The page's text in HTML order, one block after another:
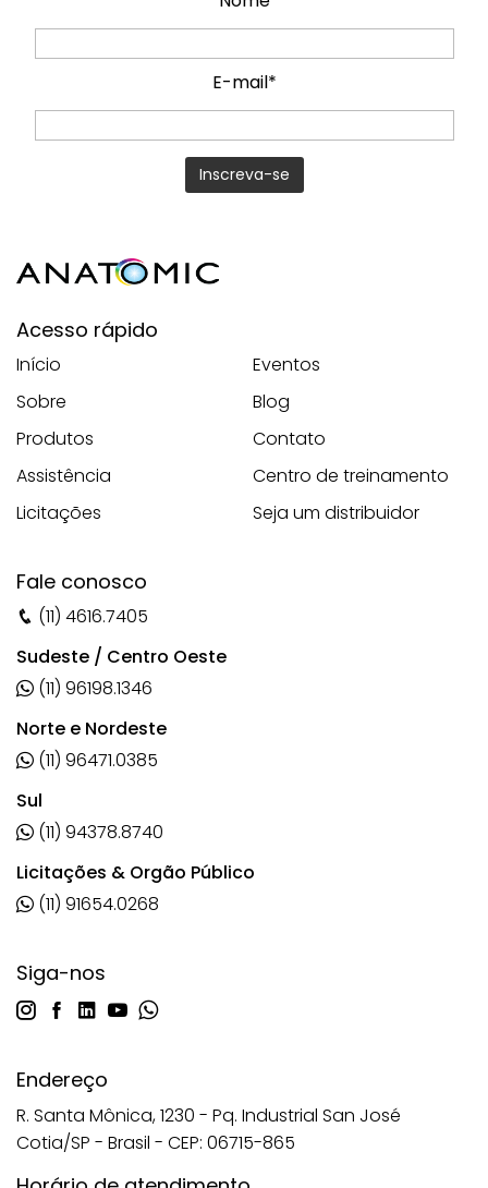
E-mail*
Acesso rápido
Início
Sobre
Produtos
Assistência
Licitações
Eventos
Blog
Contato
Centro de treinamento
Seja um distribuidor
Fale conosco
(11) 4616.7405
Sudeste / Centro Oeste
(11) 96198.1346
Norte e Nordeste
(11) 96471.0385
Sul
(11) 94378.8740
Licitações & Orgão Público
(11) 91654.0268
Siga-nos
Endereço
R. Santa Mônica, 1230 - Pq. Industrial San José
Cotia/SP - Brasil - CEP: 06715-865